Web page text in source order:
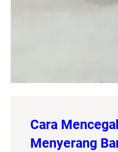
Cara
Menyerang